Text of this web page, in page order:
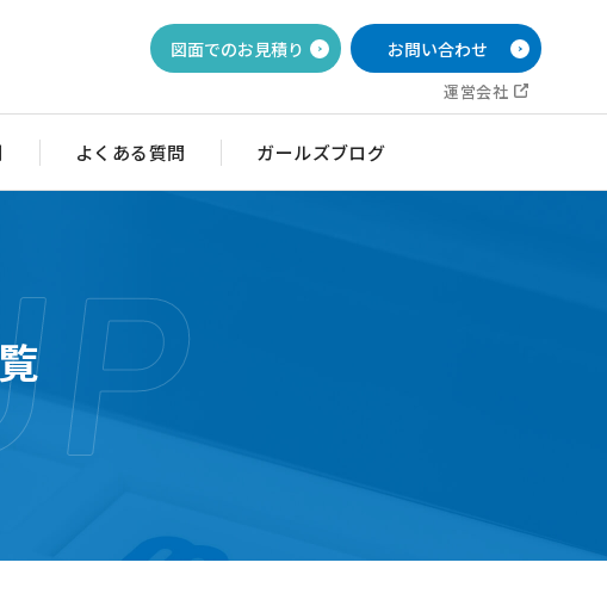
図面でのお見積り お問い合わせ
運営会社
クリル 目盛・ダイヤル銘板
クリルバルブ銘板
よくある質問 ガールズブログ